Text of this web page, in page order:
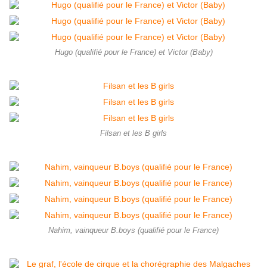
Hugo (qualifié pour le France) et Victor (Baby)
Filsan et les B girls
Nahim, vainqueur B.boys (qualifié pour le France)